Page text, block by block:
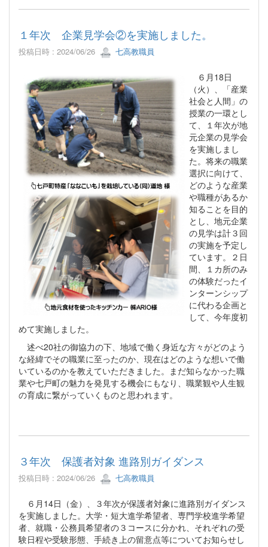
１年次 企業見学会②を実施しました。
投稿日時 : 2024/06/26 七高教職員
６月18日
（火）、「産業
社会と人間」の
授業の一環とし
て、１年次が地
元企業の見学会
を実施しまし
た。将来の職業
選択に向けて、
どのような産業
や職種があるか
知ることを目的
とし、地元企業
の見学は計３回
の実施を予定し
ています。２日
間、１カ所のみ
の体験だったイ
ンターンシップ
に代わる企画と
して、今年度初
めて実施しました。
述べ20社の御協力の下、地域で働く身近な方々がどのよう
な経緯でその職業に至ったのか、現在はどのような想いで働
いているのかを教えていただきました。まだ知らなかった職
業や七戸町の魅力を発見する機会にもなり、職業観や人生観
の育成に繋がっていくものと思われます。
３年次 保護者対象 進路別ガイダンス
投稿日時 : 2024/06/26 七高教職員
６月14日（金）、３年次が保護者対象に進路別ガイダンス
を実施しました。大学・短大進学希望者、専門学校進学希望
者、就職・公務員希望者の３コースに分かれ、それぞれの受
験日程や受験形態、手続き上の留意点等についてお知らせし